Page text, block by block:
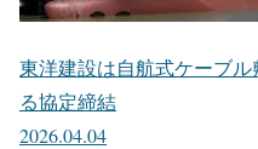
東洋建設は自航式ケーブ
る協定締結
2026.04.04